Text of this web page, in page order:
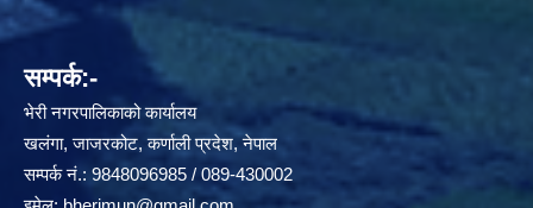
सम्पर्क:-
भेरी नगरपालिकाको कार्यालय
खलंगा, जाजरकोट, कर्णाली प्रदेश, नेपाल
सम्पर्क नं.: 9848096985 / 089-430002